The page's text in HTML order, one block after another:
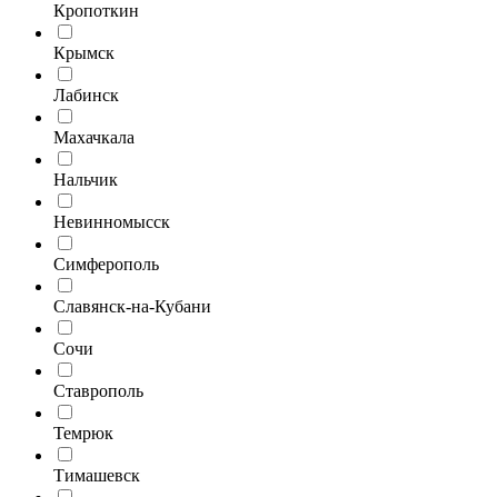
Кропоткин
Крымск
Лабинск
Махачкала
Нальчик
Невинномысск
Симферополь
Славянск-на-Кубани
Сочи
Ставрополь
Темрюк
Тимашевск